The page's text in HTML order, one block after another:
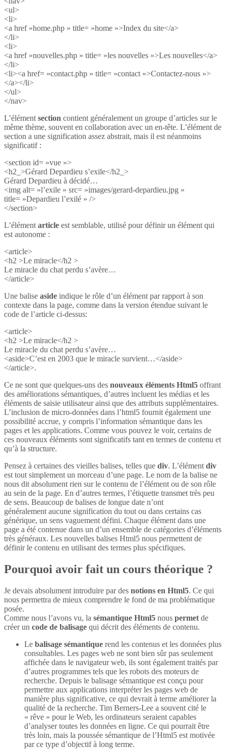
<ul>
<li>
<a href »home.php » title= »home »>Index du site</a>
</li>
<li>
<a href »nouvelles.php » title= »les nouvelles »>Les nouvelles</a>
</li>
<li><a href= »contact.php » title= »contact »>Contactez-nous »>
</a></li>
</ul>
</nav>
L’élément section contient généralement un groupe d’articles sur le
même thème, souvent en collaboration avec un en-tête. L’élément de
section a une signification assez abstrait, mais il est néanmoins
significatif :
<section id= »vue »>
<h2_>Gérard Depardieu s’exile</h2_>
Gérard Depardieu à décidé…
<img alt= »l’exile » src= »images/gerard-depardieu.jpg »
title= »Depardieu l’exilé » />
</section>
L’élément article est semblable, utilisé pour définir un élément qui
est autonome :
<article>
<h2 >Le miracle</h2 >
Le miracle du chat perdu s’avère…
</article>
Une balise aside indique le rôle d’un élément par rapport à son
contexte dans la page, comme dans la version étendue suivant le
code de l’article ci-dessus:
<article>
<h2 >Le miracle</h2 >
Le miracle du chat perdu s’avère…
<aside>C’est en 2003 que le miracle survient…</aside>
</article>.
Ce ne sont que quelques-uns des nouveaux éléments Html5 offrant
des améliorations sémantiques, d’autres incluent les médias et les
éléments de saisie utilisateur ainsi que des attributs supplémentaires.
L’inclusion de micro-données dans l’html5 fournit également une
possibilité accrue, y compris l’information sémantique dans les
pages et les applications. Comme vous pouvez le voir, certains de
ces nouveaux éléments sont significatifs tant en termes de contenu et
qu’à la structure.
Pensez à certaines des vieilles balises, telles que div. L’élément div
est tout simplement un morceau d’une page. Le nom de la balise ne
nous dit absolument rien sur le contenu de l’élément ou de son rôle
au sein de la page. En d’autres termes, l’étiquette transmet très peu
de sens. Beaucoup de balises de longue date n’ont
généralement aucune signification du tout ou dans certains cas
générique, un sens vaguement défini. Chaque élément dans une
page a été contenue dans un d’un ensemble de catégories d’éléments
très généraux. Les nouvelles balises Html5 nous permettent de
définir le contenu en utilisant des termes plus spécifiques.
Pourquoi avoir fait un cours théorique ?
Je devais absolument introduire par des notions en Html5. Ce qui
nous permettra de mieux comprendre le fond de ma problématique
posée.
Comme nous l’avons vu, la sémantique Html5 nous permet de
créer un code de balisage qui décrit des éléments de contenu.
Le balisage sémantique rend les contenus et les données plus
consultables. Les pages web ne sont bien sûr pas seulement
affichée dans le navigateur web, ils sont également traités par
d’autres programmes tels que les robots des moteurs de
recherche. Depuis le balisage sémantique est conçu pour
permettre aux applications interpréter les pages web de
manière plus significative, ce qui devrait à terme améliorer la
qualité de la recherche. Tim Berners-Lee a souvent cité le
« rêve » pour le Web, les ordinateurs seraient capables
d’analyser toutes les données en ligne. Ce qui pourrait être
très loin, mais la poussée sémantique de l’Html5 est motivée
par ce type d’objectif à long terme.